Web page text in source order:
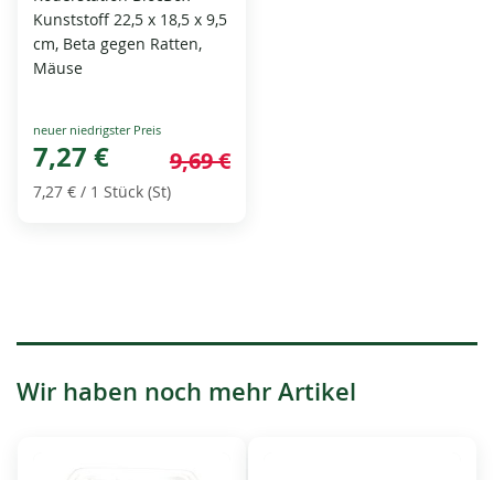
Kunststoff 22,5 x 18,5 x 9,5
cm, Beta gegen Ratten,
Mäuse
Special
Price
7,27 € 9,69 €
7,27 € / 1 Stück (St)
Wir haben noch mehr Artikel